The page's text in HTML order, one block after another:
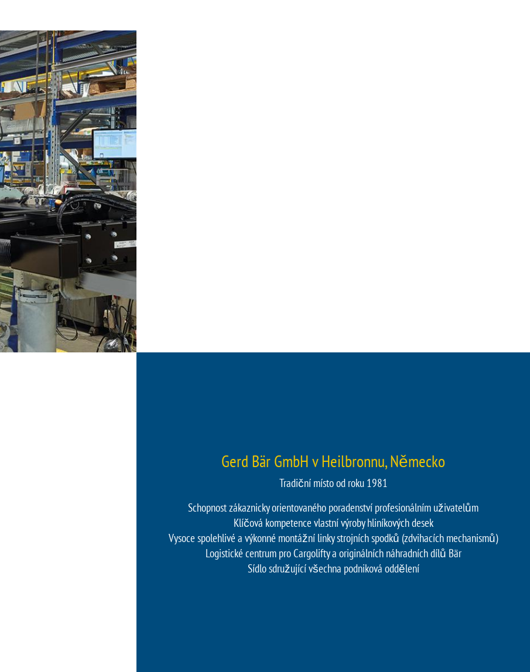
Gerd Bär GmbH v Heilbronnu, Německo
Tradiční místo od roku 1981
Schopnost zákaznicky orientovaného poradenství profesionálním uživatelům
Klíčová kompetence vlastní výroby hliníkových desek
Vysoce spolehlivé a výkonné montážní linky strojních spodků (zdvihacích mechanismů)
Logistické centrum pro Cargolifty a originálních náhradních dílů Bär
Sídlo sdružující všechna podniková oddělení